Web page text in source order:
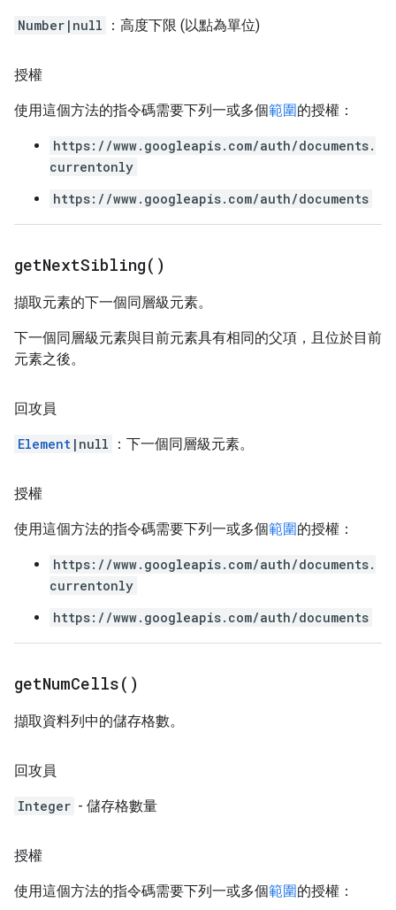
Number|null ：高度下限 (以點為單位)
授權
使用這個方法的指令碼需要下列一或多個範圍的授權：
https://www.googleapis.com/auth/documents.
currentonly
https://www.googleapis.com/auth/documents
getNextSibling( )
擷取元素的下一個同層級元素。
下一個同層級元素與目前元素具有相同的父項，且位於目前
元素之後。
回攻員
Element |null ：下一個同層級元素。
授權
使用這個方法的指令碼需要下列一或多個範圍的授權：
https://www.googleapis.com/auth/documents.
currentonly
https://www.googleapis.com/auth/documents
getNumCells( )
擷取資料列中的儲存格數。
回攻員
Integer - 儲存格數量
授權
使用這個方法的指令碼需要下列一或多個範圍的授權：